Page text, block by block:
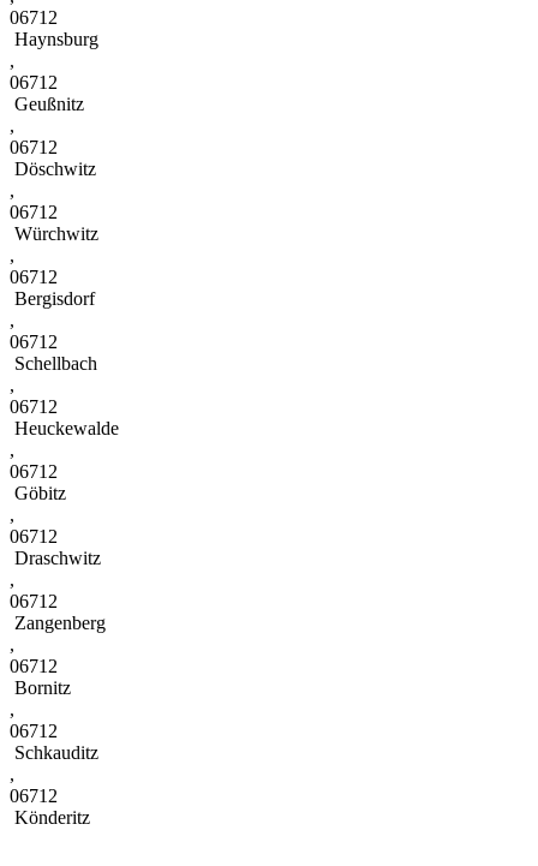
06712
Haynsburg
,
06712
Geußnitz
,
06712
Döschwitz
,
06712
Würchwitz
,
06712
Bergisdorf
,
06712
Schellbach
,
06712
Heuckewalde
,
06712
Göbitz
,
06712
Draschwitz
,
06712
Zangenberg
,
06712
Bornitz
,
06712
Schkauditz
,
06712
Könderitz